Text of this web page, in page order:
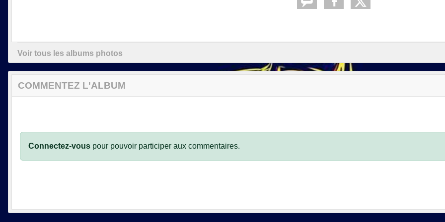
Voir tous les albums photos
COMMENTEZ L'ALBUM
Connectez-vous pour pouvoir participer aux commentaires.